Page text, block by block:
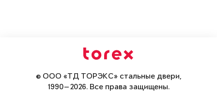
© ООО «ТД ТОРЭКС» стальные двери,
1990—2026. Все права защищены.